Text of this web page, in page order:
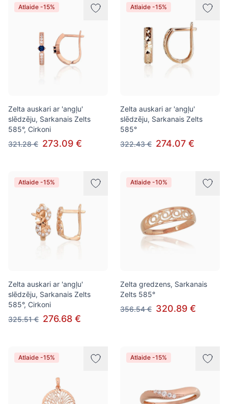
Atlaide -15%
Zelta auskari ar 'angļu'
slēdzēju, Sarkanais Zelts
585°, Cirkoni
321.28 € 273.09 €
Atlaide -15%
Zelta auskari ar 'angļu'
slēdzēju, Sarkanais Zelts
585°
322.43 € 274.07 €
Atlaide -15%
Zelta auskari ar 'angļu'
slēdzēju, Sarkanais Zelts
585°, Cirkoni
325.51 € 276.68 €
Atlaide -10%
Zelta gredzens, Sarkanais
Zelts 585°
356.54 € 320.89 €
Atlaide -15% Atlaide -15%